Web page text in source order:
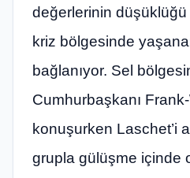
değerlerinin
kriz bölgesinde
bağlanıyor. Sel
Cumhurbaşkanı
konuşurken Laschet’i
grupla gülüşme içinde